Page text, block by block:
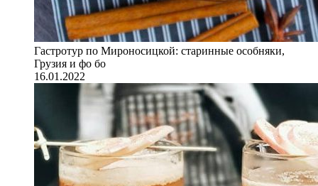
Гастротур по Мироносицкой: старинные особняки,
Грузия и фо бо
16.01.2022